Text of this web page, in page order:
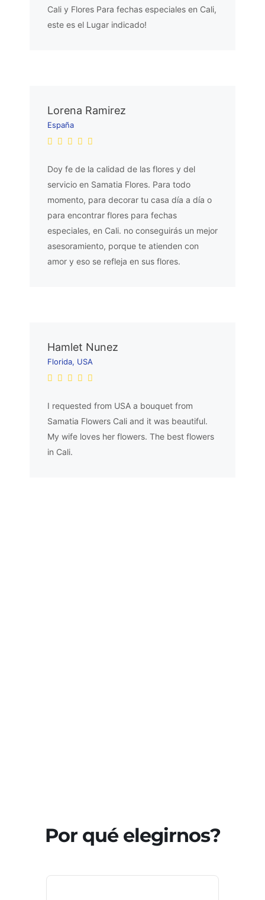
Cali y Flores Para fechas especiales en Cali,
este es el Lugar indicado!
Lorena Ramirez
España
Doy fe de la calidad de las flores y del
servicio en Samatia Flores. Para todo
momento, para decorar tu casa día a día o
para encontrar flores para fechas
especiales, en Cali. no conseguirás un mejor
asesoramiento, porque te atienden con
amor y eso se refleja en sus flores.
Hamlet Nunez
Florida, USA
I requested from USA a bouquet from
Samatia Flowers Cali and it was beautiful.
My wife loves her flowers. The best flowers
in Cali.
Por qué elegirnos?